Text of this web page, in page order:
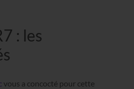
: les
vous a concocté pour cette